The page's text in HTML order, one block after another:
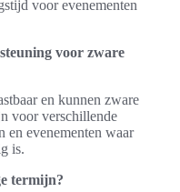
voor evenementen
voor zware
en kunnen zware
voor verschillende
en evenementen waar
is.
termijn?